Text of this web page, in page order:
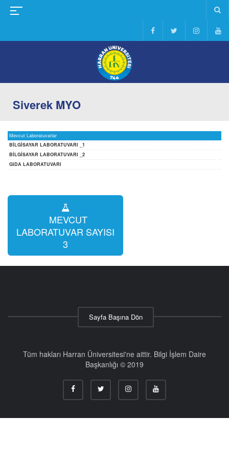
Siverek MYO
Mevcut Laboratuvarlar
BİLGİSAYAR LABORATUVARI _1
BİLGİSAYAR LABORATUVARI _2
GIDA LABORATUVARI
MEVCUT
LABORATUVAR SAYISI
3
Sayfa Başına Dön
Tüm hakları Harran Üniversitesi'ne aittir. Bilgi İşlem Daire
Başkanlığı © 2019